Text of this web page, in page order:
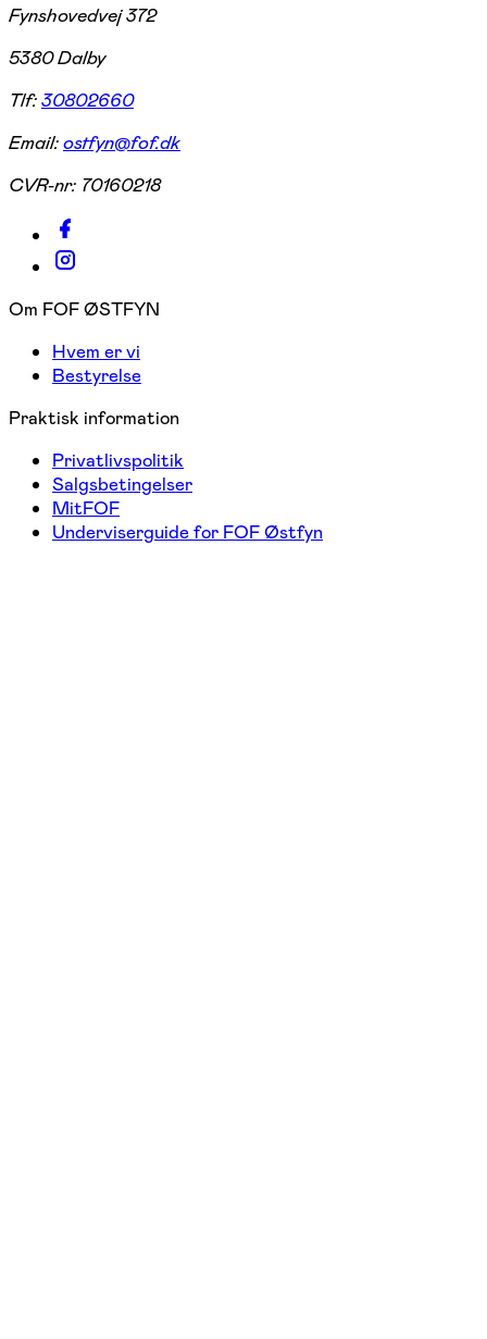
Fynshovedvej 372
5380 Dalby
Tlf:30802660
Email:ostfyn@fof.dk
CVR-nr: 70160218
Om FOF ØSTFYN
Hvem er vi
Bestyrelse
Praktisk information
Privatlivspolitik
Salgsbetingelser
MitFOF
Underviserguide for FOF Østfyn